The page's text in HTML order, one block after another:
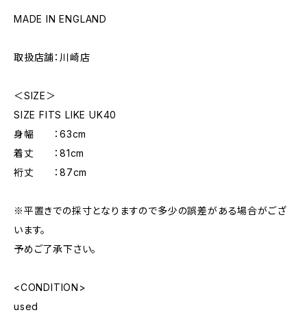
MADE IN ENGLAND
取扱店舗：川崎店
＜SIZE＞
SIZE FITS LIKE UK40
身幅 ：63cm
着丈 ：81cm
裄丈 ：87cm
※平置きでの採寸となりますので多少の誤差がある場合がござ
います。
予めご了承下さい。
<CONDITION>
used